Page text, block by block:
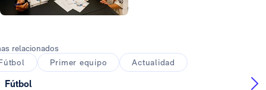
relacionados
Primer equipo Actualidad
Fútbol